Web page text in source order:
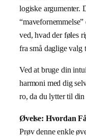
logiske argumenter.
ved, hvad der føles
fra små daglige valg
Ved at bruge din
harmoni med dig
ro, da du lytter til din
Øvelse: Hvordan
Prøv denne enkle